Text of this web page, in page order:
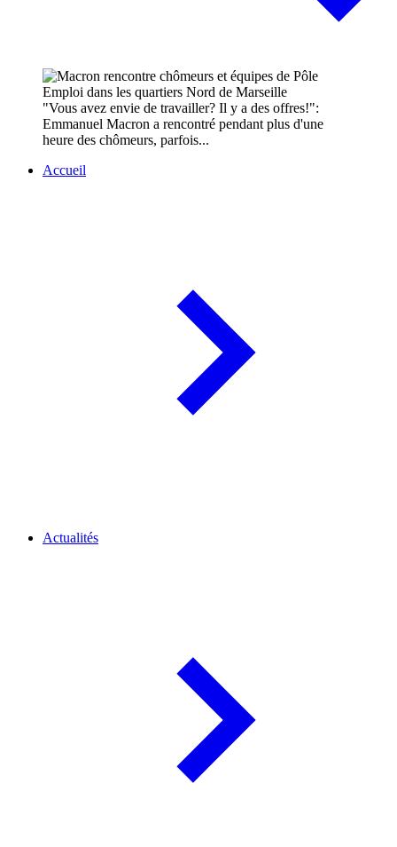
"Vous avez envie de travailler? Il y a des offres!":
Emmanuel Macron a rencontré pendant plus d'une
heure des chômeurs, parfois...
Accueil
Actualités